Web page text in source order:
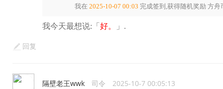
我在 2025-10-07 00:03 完成签到,获得随机奖励 方舟
我今天最想说:「 好。 」.
回复
隔壁老王wwk 司令 2025-10-7 00:05:13